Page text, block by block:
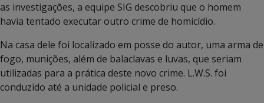
as investigações, a equipe SIG descobriu que o homem
havia tentado executar outro crime de homicídio.
Na casa dele foi localizado em posse do autor, uma arma de
fogo, munições, além de balaclavas e luvas, que seriam
utilizadas para a prática deste novo crime. L.W.S. foi
conduzido até a unidade policial e preso.